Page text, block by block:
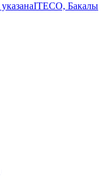
ITECO, Бакалы